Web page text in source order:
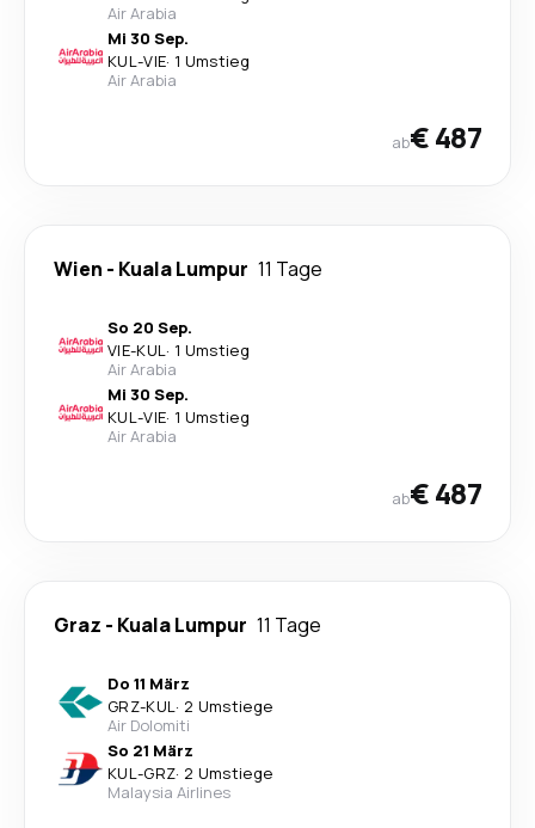
Air Arabia
Mi 30 Sep.
KUL-VIE· 1 Umstieg
Air Arabia
ab€ 487
Wien - Kuala Lumpur 11 Tage
So 20 Sep.
VIE-KUL· 1 Umstieg
Air Arabia
Mi 30 Sep.
KUL-VIE· 1 Umstieg
Air Arabia
ab€ 487
Graz - Kuala Lumpur 11 Tage
Do 11 März
GRZ-KUL· 2 Umstiege
Air Dolomiti
So 21 März
KUL-GRZ· 2 Umstiege
Malaysia Airlines